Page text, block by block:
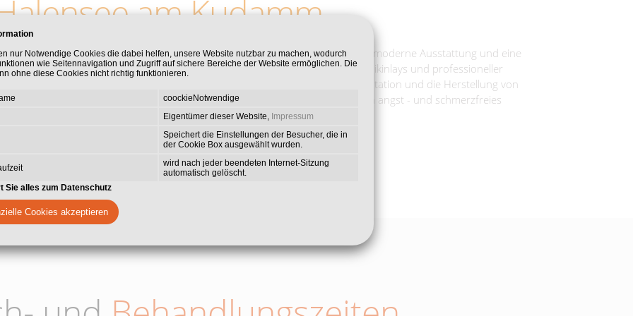
nur Notwendige Cookies die dabei helfen, unsere Website nutzbar zu machen, wodurch
wie Seitennavigation und Zugriff auf sichere Bereiche der Website ermöglichen. Die
ohne diese Cookies nicht richtig funktionieren.
coockieNotwendige
Eigentümer dieser Website, Impressum
Speichert die Einstellungen der Besucher, die in
der Cookie Box ausgewählt wurden.
wird nach jeder beendeten Internet-Sitzung
automatisch gelöscht.
Sie alles zum Datenschutz
Cookies akzeptieren
am Kudamm
die Ihnen umfassende zahnmedizinische Leistungen, eine moderne Ausstattung und eine
Spezialisierungen gehört die ästhetische Zahnmedizin mit Veneers, Keramikinlays und professioneller
Behandlung von Zahnfleischerkrankungen, Wurzelkanalbehandlung, Implantation und die Herstellung von
legen wir auf die Behandlung von Angstpatienten mit Lachgas, um so ein angst - und schmerzfreies
Behandeln zu ermöglichen.